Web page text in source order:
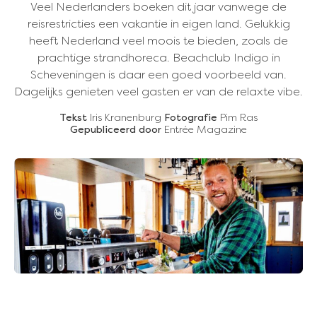
Veel Nederlanders boeken dit jaar vanwege de
reisrestricties een vakantie in eigen land. Gelukkig
heeft Nederland veel moois te bieden, zoals de
prachtige strandhoreca. Beachclub Indigo in
Scheveningen is daar een goed voorbeeld van.
Dagelijks genieten veel gasten er van de relaxte vibe.
Tekst Iris Kranenburg Fotografie Pim Ras
Gepubliceerd door Entrée Magazine